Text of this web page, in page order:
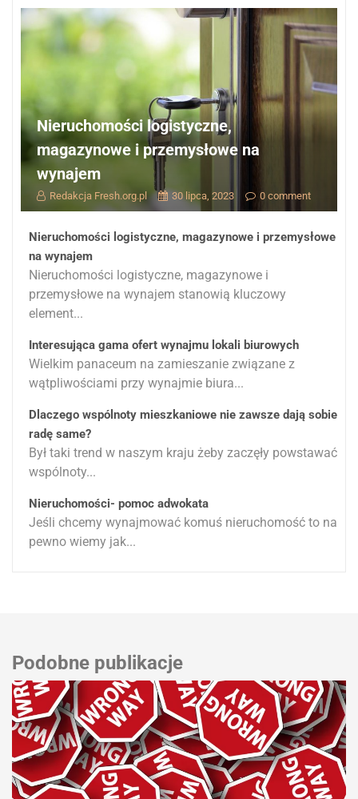
Nieruchomości logistyczne,
magazynowe i przemysłowe na
wynajem
Redakcja Fresh.org.pl 30 lipca, 2023 0 comment
Nieruchomości logistyczne, magazynowe i przemysłowe
na wynajem
Nieruchomości logistyczne, magazynowe i
przemysłowe na wynajem stanowią kluczowy
element...
Interesująca gama ofert wynajmu lokali biurowych
Wielkim panaceum na zamieszanie związane z
wątpliwościami przy wynajmie biura...
Dlaczego wspólnoty mieszkaniowe nie zawsze dają sobie
radę same?
Był taki trend w naszym kraju żeby zaczęły powstawać
wspólnoty...
Nieruchomości- pomoc adwokata
Jeśli chcemy wynajmować komuś nieruchomość to na
pewno wiemy jak...
Podobne publikacje